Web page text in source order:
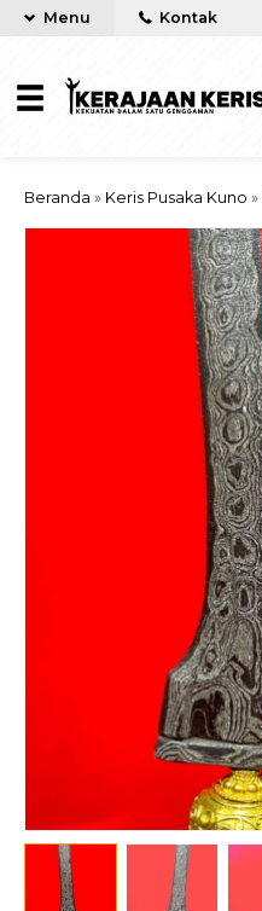
Menu Kontak
Beranda » Keris Pusaka Kuno »